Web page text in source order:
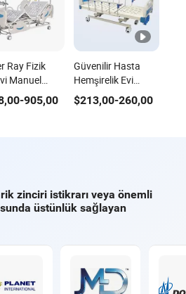
Ray Fizik
Manuel
Ortopedik
Yatakları
-905,00
Güvenilir Hasta
Hemşirelik Evi
Kullanım Kılavuzu
Tıbbi Yatak
$213,00-260,00
zinciri istikrarı veya önemli
üstünlük sağlayan